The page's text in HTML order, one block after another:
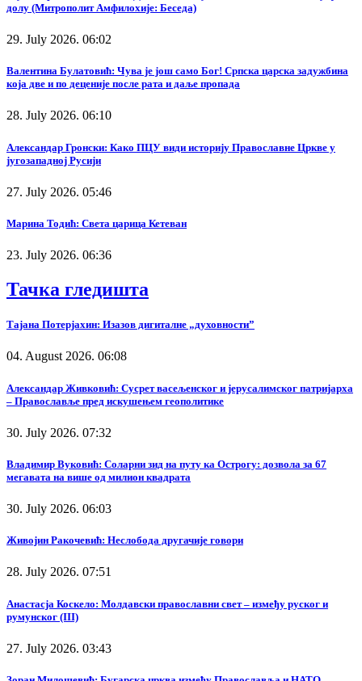
долу (Митрополит Амфилохије: Беседа)
29. July 2026. 06:02
Валентина Булатовић: Чува је још само Бог! Српска царска задужбина
која две и по деценије после рата и даље пропада
28. July 2026. 06:10
Александар Гронски: Како ПЦУ види историју Православне Цркве у
југозападној Русији
27. July 2026. 05:46
Марина Тодић: Света царица Кетеван
23. July 2026. 06:36
Тачка гледишта
Тајана Потерјахин: Изазов дигиталне „духовности”
04. August 2026. 06:08
Александар Живковић: Сусрет васељенског и јерусалимског патријарха
– Православље пред искушењем геополитике
30. July 2026. 07:32
Владимир Вуковић: Соларни зид на путу ка Острогу: дозвола за 67
мегавата на више од милион квадрата
30. July 2026. 06:03
Живојин Ракочевић: Неслобода другачије говори
28. July 2026. 07:51
Анастасја Коскело: Молдавски православни свет – између руског и
румунског (III)
27. July 2026. 03:43